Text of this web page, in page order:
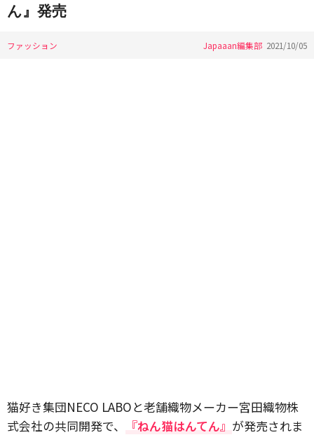
ん』発売
ファッション Japaaan編集部 2021/10/05
猫好き集団NECO LABOと老舗織物メーカー宮田織物株
式会社の共同開発で、
『ねん猫はんてん』 が発売されま